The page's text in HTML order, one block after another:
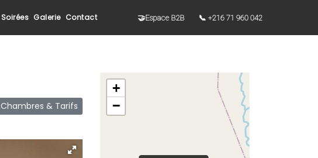
Soirées Galerie Contact 🤝Espace B2B 📞 +216 71 960 042
Chambres & Tarifs
+
−